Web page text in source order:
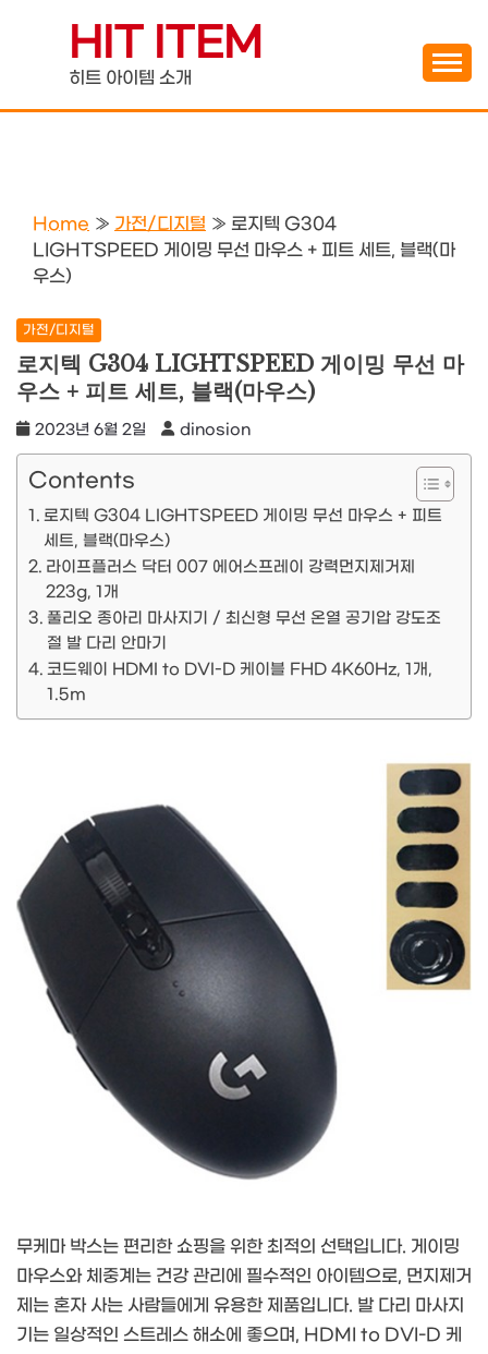
contentHIT ITEM
히트 아이템 소개
Home » 가전/디지털 » 로지텍 G304
LIGHTSPEED 게이밍 무선 마우스 + 피트 세트, 블랙(마
우스)
가전/디지털
로지텍 G304 LIGHTSPEED 게이밍 무선 마
우스 + 피트 세트, 블랙(마우스)
2023년 6월 2일 dinosion
Contents
로지텍 G304 LIGHTSPEED 게이밍 무선 마우스 + 피트
세트, 블랙(마우스)
라이프플러스 닥터 007 에어스프레이 강력먼지제거제
223g, 1개
풀리오 종아리 마사지기 / 최신형 무선 온열 공기압 강도조
절 발 다리 안마기
코드웨이 HDMI to DVI-D 케이블 FHD 4K60Hz, 1개,
1.5m
무케마 박스는 편리한 쇼핑을 위한 최적의 선택입니다. 게이밍
마우스와 체중계는 건강 관리에 필수적인 아이템으로, 먼지제거
제는 혼자 사는 사람들에게 유용한 제품입니다. 발 다리 마사지
기는 일상적인 스트레스 해소에 좋으며, HDMI to DVI-D 케